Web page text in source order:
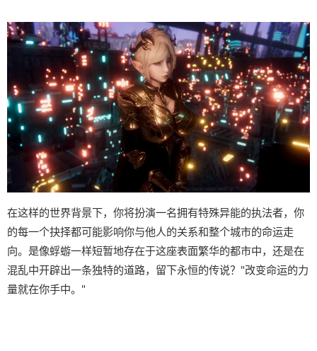
在这样的世界背景下，你将扮演一名拥有特殊异能的执法者，你
的每一个抉择都可能影响你与他人的关系和整个城市的命运走
向。是像蜉蝣一样短暂地存在于这座表面繁华的都市中，还是在
混乱中开辟出一条独特的道路，留下永恒的传说？"改变命运的力
量就在你手中。"